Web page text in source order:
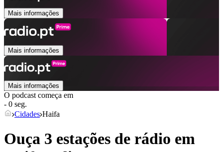
Mais informações
Mais informações
Mais informações
O podcast começa em
- 0 seg.
Cidades Haifa
Ouça 3 estações de rádio em